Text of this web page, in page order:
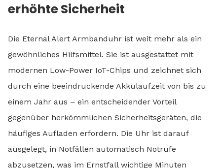
erhöhte Sicherheit
Die Eternal Alert Armbanduhr ist weit mehr als ein
gewöhnliches Hilfsmittel. Sie ist ausgestattet mit
modernen Low-Power IoT-Chips und zeichnet sich
durch eine beeindruckende Akkulaufzeit von bis zu
einem Jahr aus – ein entscheidender Vorteil
gegenüber herkömmlichen Sicherheitsgeräten, die
häufiges Aufladen erfordern. Die Uhr ist darauf
ausgelegt, in Notfällen automatisch Notrufe
abzusetzen, was im Ernstfall wichtige Minuten